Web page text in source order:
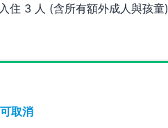
住 3 人 (含所有額外成人與孩童)
取消